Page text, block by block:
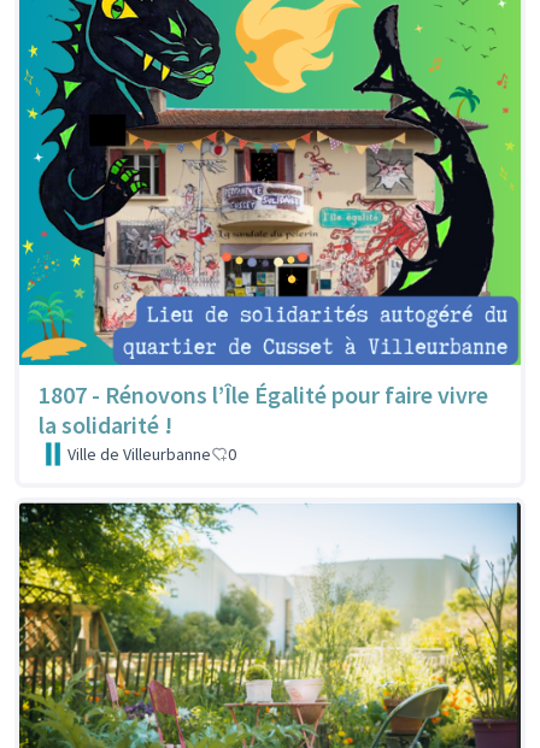
1807 - Rénovons l’Île Égalité pour faire vivre
la solidarité !
Ville de Villeurbanne 0